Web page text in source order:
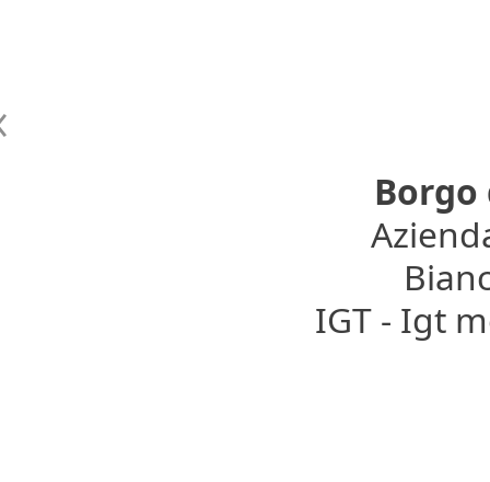
Borgo
IGT - Igt